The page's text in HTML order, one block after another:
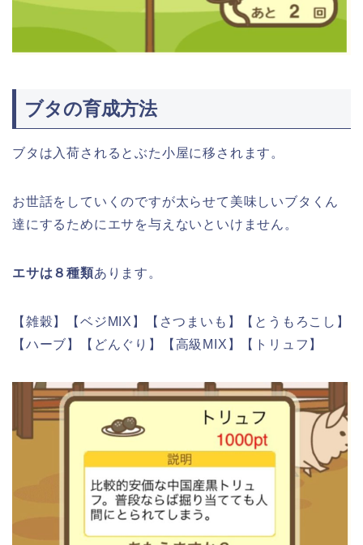
ブタの育成方法
ブタは入荷されるとぶた小屋に移されます。
お世話をしていくのですが太らせて美味しいブタくん
達にするためにエサを与えないといけません。
エサは８種類あります。
【雑穀】【ベジMIX】【さつまいも】【とうもろこし】
【ハーブ】【どんぐり】【高級MIX】【トリュフ】